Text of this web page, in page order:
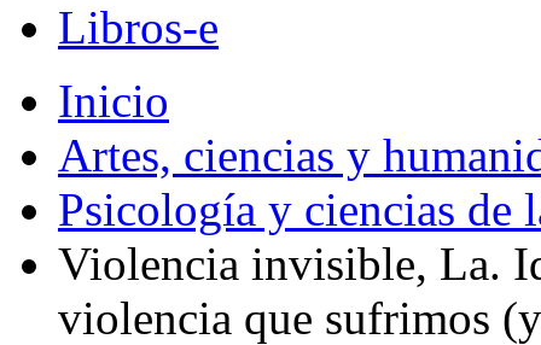
Libros-e
Inicio
Artes, ciencias y
Psicología y ciencias de
Violencia invisible, La.
violencia que sufrimos